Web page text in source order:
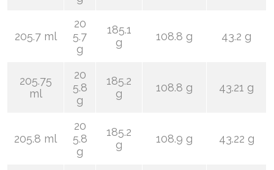
205.7 ml
20
5.7
g
185.1
g
108.8 g 43.2 g
205.75
ml
20
5.8
g
185.2
g
108.8 g 43.21 g
205.8 ml
20
5.8
g
185.2
g
108.9 g 43.22 g